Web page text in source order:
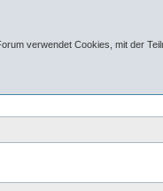
verwendet Cookies, mit der